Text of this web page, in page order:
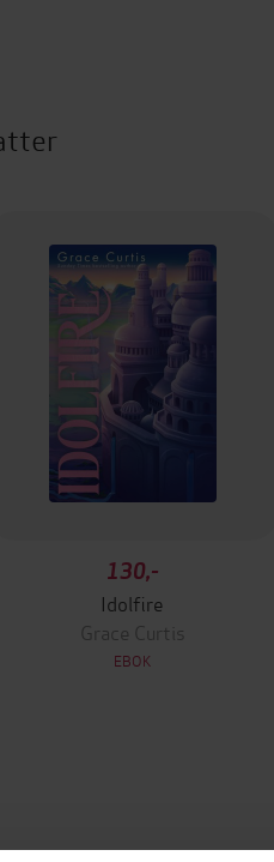
130,-
Idolfire
Grace Curtis
EBOK